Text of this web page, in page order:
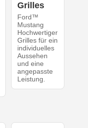
Grilles
Ford™
Mustang
Hochwertiger
Grilles für ein
individuelles
Aussehen
und eine
angepasste
Leistung.